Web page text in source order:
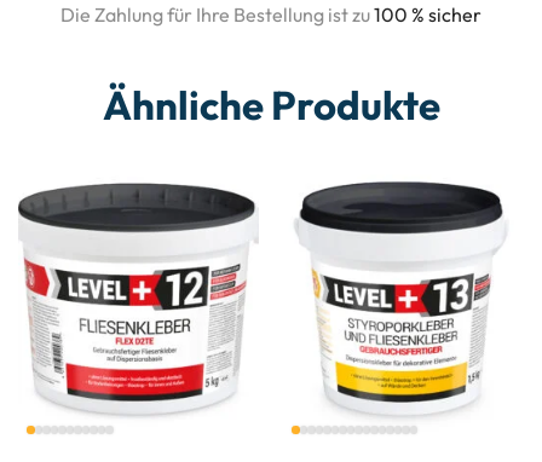
Die Zahlung für Ihre Bestellung ist zu100 % sicher
Ähnliche Produkte